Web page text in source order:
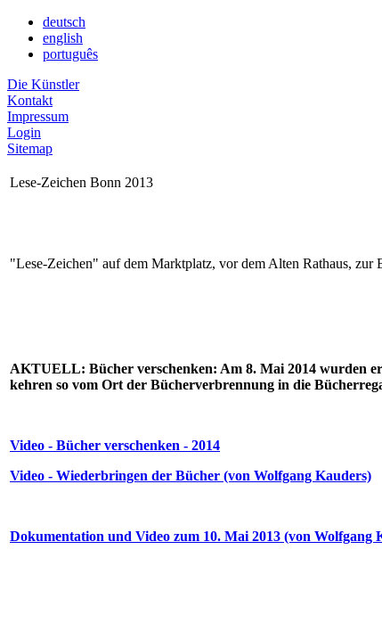
deutsch
english
português
Die Künstler
Kontakt
Impressum
Login
Sitemap
Lese-Zeichen Bonn 2013
"Lese-Zeichen" auf dem Marktplatz, vor dem Alten Rathaus,
AKTUELL: Bücher verschenken: Am 8. Mai 2014 wurden
kehren so vom Ort der Bücherverbrennung in die
Video - Bücher verschenken - 2014
Video - Wiederbringen der Bücher (von Wolfgang Kauders)
Dokumentation und Video zum 10. Mai 2013 (von Wolfgang